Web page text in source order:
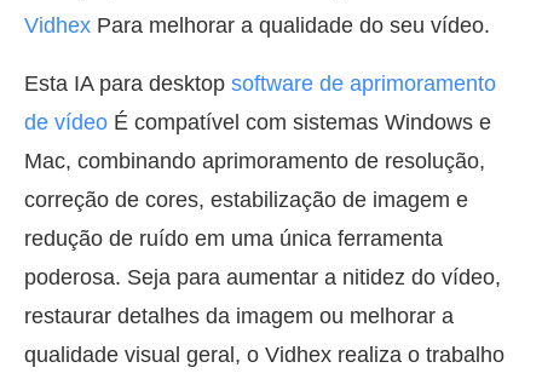
Vidhex Para melhorar a qualidade do seu vídeo.
Esta IA para desktop software de aprimoramento
de vídeo É compatível com sistemas Windows e
Mac, combinando aprimoramento de resolução,
correção de cores, estabilização de imagem e
redução de ruído em uma única ferramenta
poderosa. Seja para aumentar a nitidez do vídeo,
restaurar detalhes da imagem ou melhorar a
qualidade visual geral, o Vidhex realiza o trabalho